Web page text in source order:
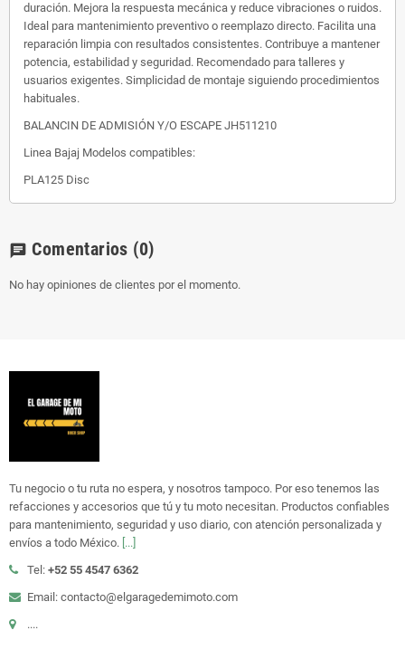
duración. Mejora la respuesta mecánica y reduce vibraciones o ruidos.
Ideal para mantenimiento preventivo o reemplazo directo. Facilita una
reparación limpia con resultados consistentes. Contribuye a mantener
potencia, estabilidad y seguridad. Recomendado para talleres y
usuarios exigentes. Simplicidad de montaje siguiendo procedimientos
habituales.
BALANCIN DE ADMISIÓN Y/O ESCAPE JH511210
Linea Bajaj Modelos compatibles:
PLA125 Disc
chat Comentarios (0)
No hay opiniones de clientes por el momento.
Tu negocio o tu ruta no espera, y nosotros tampoco. Por eso tenemos las
refacciones y accesorios que tú y tu moto necesitan. Productos confiables
para mantenimiento, seguridad y uso diario, con atención personalizada y
envíos a todo México. [...]
Tel: +52 55 4547 6362
Email: contacto@elgaragedemimoto.com
....